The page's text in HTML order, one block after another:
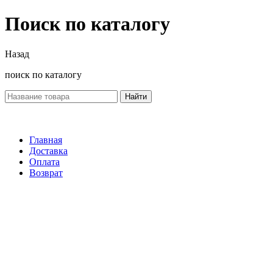
Поиск по каталогу
Назад
поиск по каталогу
Найти
Главная
Доставка
Оплата
Возврат